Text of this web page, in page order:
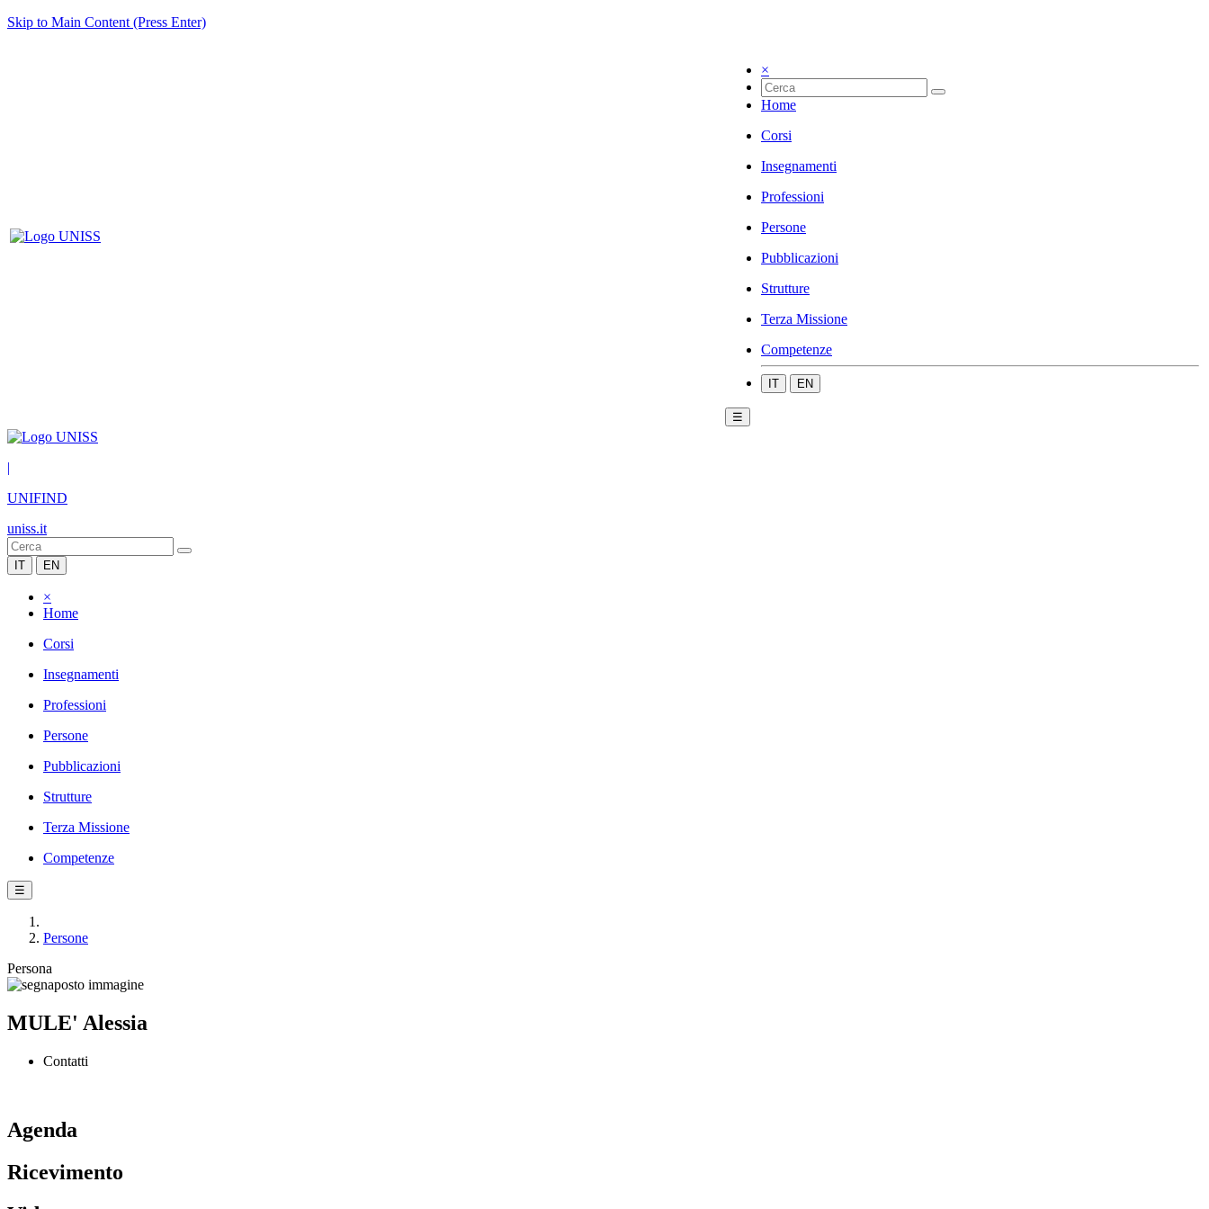
Skip to Main Content (Press Enter)
×
Home
Corsi
Insegnamenti
Professioni
Persone
Pubblicazioni
Strutture
Terza Missione
Competenze
IT EN
☰
|
UNIFIND
uniss.it
IT EN
×
Home
Corsi
Insegnamenti
Professioni
Persone
Pubblicazioni
Strutture
Terza Missione
Competenze
☰
Persone
Persona
MULE' Alessia
Contatti
Agenda
Ricevimento